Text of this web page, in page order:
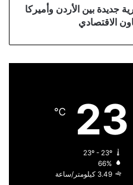
جديدة بين الأردن وأميركا
الاقتصادي
23
℃
23º - 23º
66%
3.49 كيلومتر/ساعة